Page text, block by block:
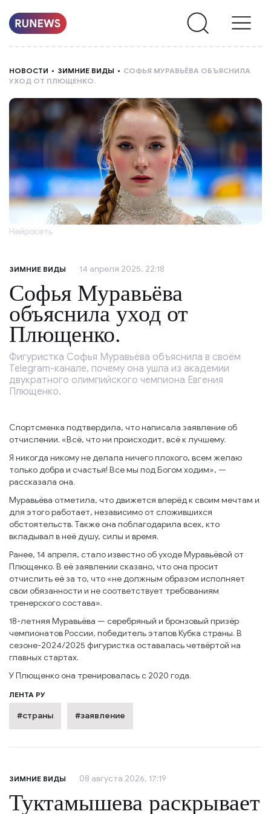
О
НОВОСТИ ЗИМНИЕ ВИДЫ
СОФЬЯ МУРАВЬЁВА ОБЪЯСНИЛА
УХОД ОТ ПЛЮЩЕНКО.
Нейросеть
ЗИМНИЕ ВИДЫ 14 апреля 2025, 22:18
Софья Муравьёва
объяснила уход от
Плющенко.
Фигуристка Софья Муравьёва объяснила в своём
Telegram-канале, почему она ушла из академии
двукратного олимпийского чемпиона Евгения
Плющенко.
Спортсменка подтвердила, что написала заявление об
отчислении. «Всё, что ни происходит, всё к лучшему.
Я никогда никому не делала ничего плохого, всем желаю
только добра и счастья! Все мы под Богом ходим», —
рассказала она.
Муравьёва отметила, что движется вперёд к своим мечтам и
для этого работает, независимо от сложившихся
обстоятельств. Также она поблагодарила всех, кто
вкладывал в неё душу, силы и время.
Ранее, 14 апреля, стало известно об уходе Муравьёвой от
Плющенко. В её заявлении сказано, что она просит
отчислить её за то, что «не должным образом исполняет
свои обязанности и не соответствует требованиям
тренерского состава».
18-летняя Муравьёва — серебряный и бронзовый призёр
чемпионатов России, победитель этапов Кубка страны. В
сезоне-2024/2025 фигуристка оставалась четвёртой на
главных стартах.
У Плющенко она тренировалась с 2020 года.
ЛЕНТА РУ
#страны #заявление
ЗИМНИЕ ВИДЫ 08 августа 2026, 17:19
Туктамышева раскрывает